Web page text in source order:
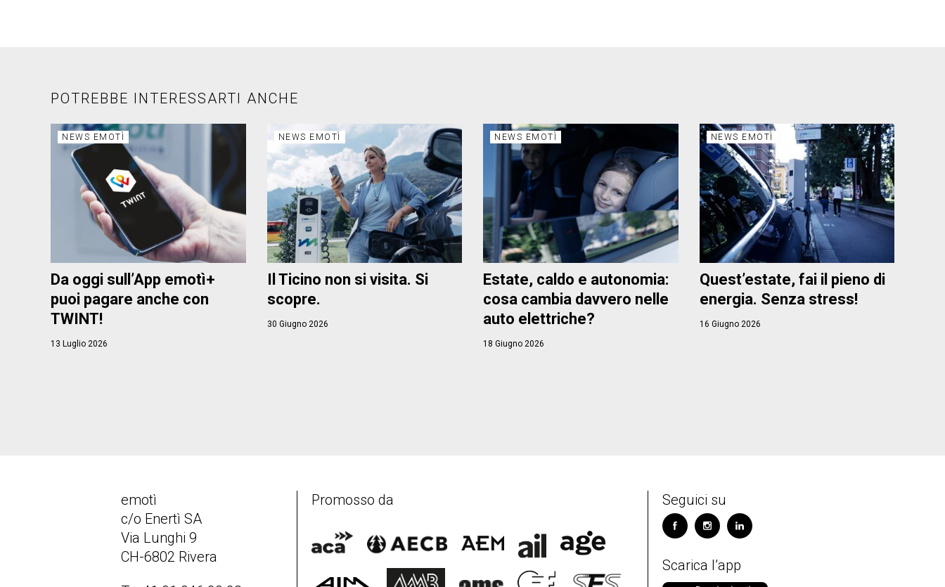
POTREBBE INTERESSARTI ANCHE
NEWS EMOTÌ
Da oggi sull’App emotì+
puoi pagare anche con
TWINT!
13 Luglio 2026
NEWS EMOTÌ
Il Ticino non si visita. Si
scopre.
30 Giugno 2026
NEWS EMOTÌ
Estate, caldo e autonomia:
cosa cambia davvero nelle
auto elettriche?
18 Giugno 2026
NEWS EMOTÌ
Quest’estate, fai il pieno di
energia. Senza stress!
16 Giugno 2026
emotì
c/o Enertì SA
Via Lunghi 9
CH-6802 Rivera
Promosso da Seguici su
Scarica l’app